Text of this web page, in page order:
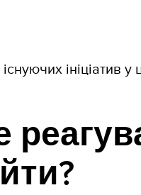
ініціатив у